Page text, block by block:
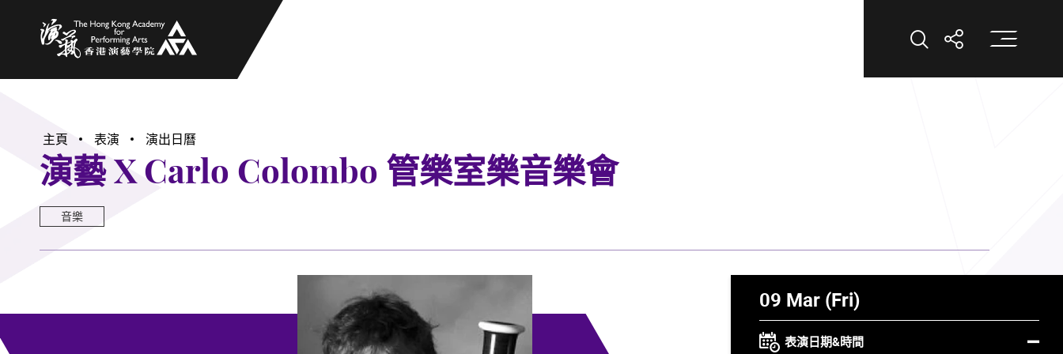
打開搜索打開分享打
主頁 表演 演出日曆
演藝 X Carlo Colombo 管樂室樂音樂會
音樂
09 Mar (Fri)
表演日期&時間